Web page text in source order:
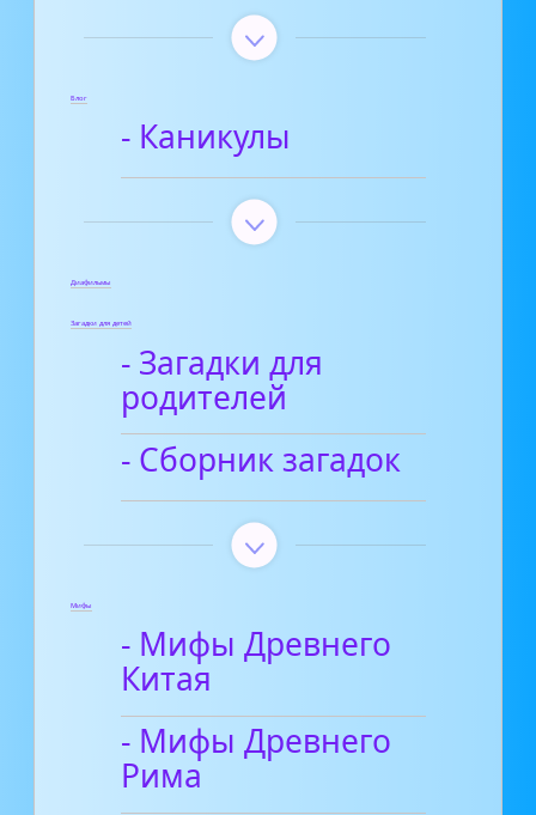
Блог
- Каникулы
Диафильмы
Загадки для детей
- Загадки для
родителей
- Сборник загадок
Мифы
- Мифы Древнего
Китая
- Мифы Древнего
Рима